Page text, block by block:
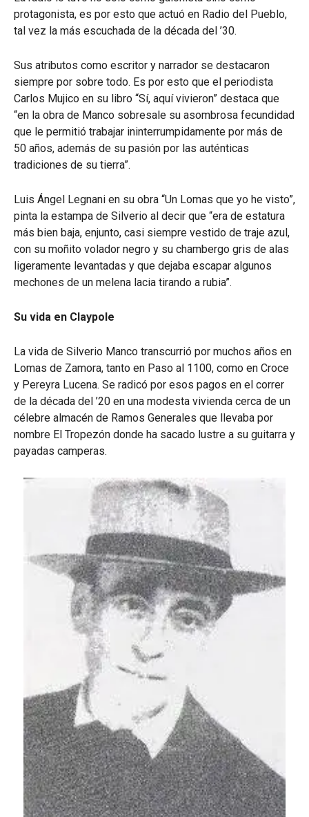
protagonista, es por esto que actuó en Radio del Pueblo,
tal vez la más escuchada de la década del ’30.
Sus atributos como escritor y narrador se destacaron
siempre por sobre todo. Es por esto que el periodista
Carlos Mujico en su libro “Sí, aquí vivieron” destaca que
“en la obra de Manco sobresale su asombrosa fecundidad
que le permitió trabajar ininterrumpidamente por más de
50 años, además de su pasión por las auténticas
tradiciones de su tierra”.
Luis Ángel Legnani en su obra “Un Lomas que yo he visto”,
pinta la estampa de Silverio al decir que “era de estatura
más bien baja, enjunto, casi siempre vestido de traje azul,
con su moñito volador negro y su chambergo gris de alas
ligeramente levantadas y que dejaba escapar algunos
mechones de un melena lacia tirando a rubia”.
Su vida en Claypole
La vida de Silverio Manco transcurrió por muchos años en
Lomas de Zamora, tanto en Paso al 1100, como en Croce
y Pereyra Lucena. Se radicó por esos pagos en el correr
de la década del ’20 en una modesta vivienda cerca de un
célebre almacén de Ramos Generales que llevaba por
nombre El Tropezón donde ha sacado lustre a su guitarra y
payadas camperas.